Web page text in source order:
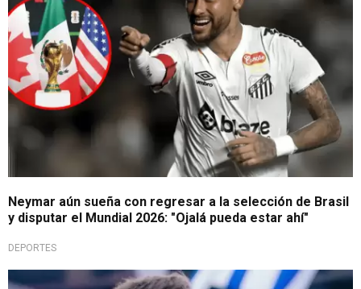
Neymar aún sueña con regresar a la selección de Brasil
y disputar el Mundial 2026: "Ojalá pueda estar ahí"
DEPORTES
Es un hecho